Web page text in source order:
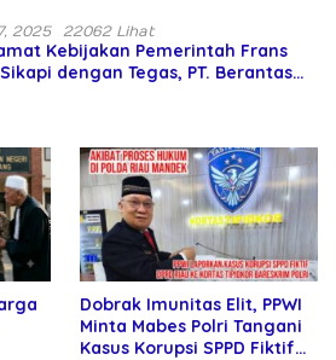
2025 22062 Lihat
Kebijakan Pemerintah Frans
dengan Tegas, PT. Berantas
Dobrak Imunitas Elit, PPWI
Minta Mabes Polri Tangani
Kasus Korupsi SPPD Fiktif